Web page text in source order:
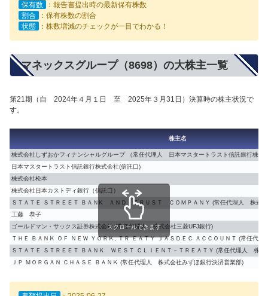
保有数
：報告書提出時の最新保有株数
割合
：保有株数の割合
状態
：株数増減のチェックが一目でわかる！
マネックスグループ（8698）の大株主一覧
第21期（自 2024年４月１日 至 2025年３月31日）決算時の株主状況で
す。
株主名
株式会社しずおかフィナンシャルグループ （常任代理人 日本マスタートラスト信託銀行株式
日本マスタートラスト信託銀行株式会社(信託口)
株式会社松本
株式会社日本カストディ銀行（信託口）
ＳＴＡＴＥ ＳＴＲＥＥＴ ＢＡＮK ＡＮＤ ＴＲＵＳＴ ＣＯＭＰＡＮＹ (常任代理人 株式会
工藤 恭子
ゴールドマン・サックス証券株式会社 (常任代理人 株式会社三菱UFJ銀行)
ＴＨＥ ＢＡＮＫ ＯＦ ＮＥＷ ＹＯＲＫ, ＴＲ ＥＡＴＹ ＪＡＳＤＥＣ ＡＣＣＯＵＮＴ (常任代
ＳＴＡＴＥ ＳＴＲＥＥＴ ＢＡＮＫ ＷＥＳＴ ＣＬＩＥＮＴ－ＴＲＥＡＴＹ (常任代理人 株式
ＪＰ ＭＯＲＧＡＮ ＣＨＡＳＥ ＢＡＮＫ (常任代理人 株式会社みずほ銀行決済営業部)
スクロールできます